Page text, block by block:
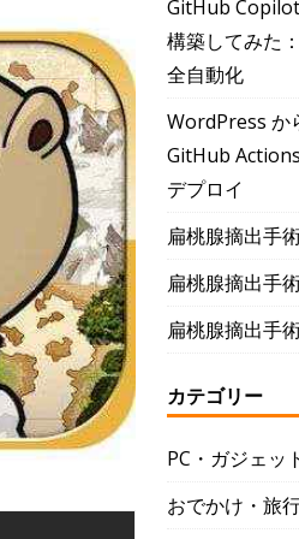
GitHub
構築してみた
全自動化
WordPress か
GitHub
デプロイ
扁桃腺摘出手
扁桃腺摘出手
扁桃腺摘出手
カテゴリー
PC・ガジェッ
おでかけ・旅